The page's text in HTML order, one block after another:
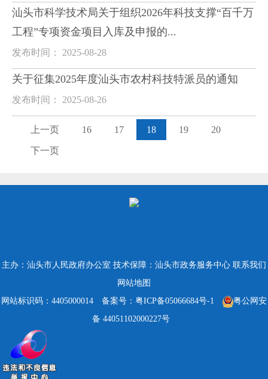
汕头市科学技术局关于组织2026年科技支撑“百千万
工程”专项资金项目入库及申报的...
发布时间： 2025-08-28
关于征集2025年度汕头市农村科技特派员的通知
发布时间： 2025-08-26
上一页 16 17 18 19 20
下一页
主办：汕头市人民政府办公室 技术保障：汕头市政务服务中心 联系我们
网站地图
网站标识码：4405000014
备案号：粤ICP备05066684号-1
粤公网安
备 44051102000227号